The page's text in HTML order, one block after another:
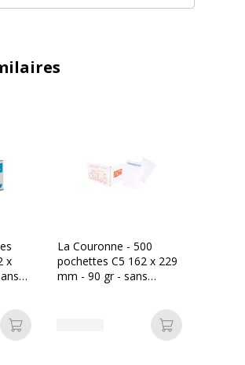
Blanc
Non
x
Ajouter au panier
La Couronne - 500
pochettes C5 162 x 229
mm - 90 gr - sans
Ajouter au